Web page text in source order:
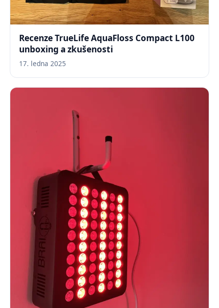
Recenze TrueLife AquaFloss Compact L100
unboxing a zkušenosti
17. ledna 2025